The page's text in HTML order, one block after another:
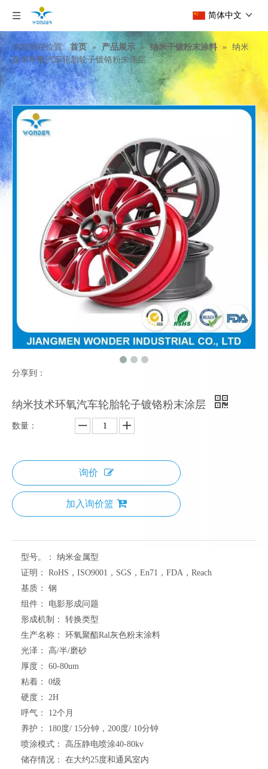
简体中文
当前所在位置: 首页 » 产品展示 » 纳米干镀粉末涂料 »
纳米
技术环氧汽车轮胎轮子镀铬粉末涂层
分享到：
纳米技术环氧汽车轮胎轮子镀铬粉末涂层
数量：
询价
加入询价篮
型号。：
纳米金属型
证明：
RoHS，ISO9001，SGS，En71，FDA，Reach
基质：
钢
组件：
电影形成问题
形成机制：
转换类型
生产名称：
环氧聚酯Ral灰色粉末涂料
光泽：
高/半/磨砂
厚度：
60-80um
粘着：
0级
硬度：
2H
呼气：
12个月
养护：
180度/ 15分钟，200度/ 10分钟
喷涂模式：
高压静电喷涂40-80kv
储存情况：
在大约25度和通风室内